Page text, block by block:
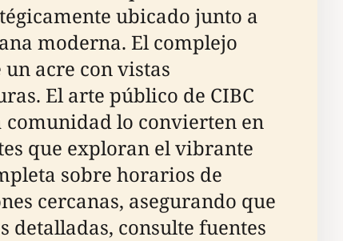
ubicado junto a
moderna. El complejo
acre con vistas
El arte público de CIBC
comunidad lo convierten en
que exploran el vibrante
sobre horarios de
cercanas, asegurando que
consulte fuentes